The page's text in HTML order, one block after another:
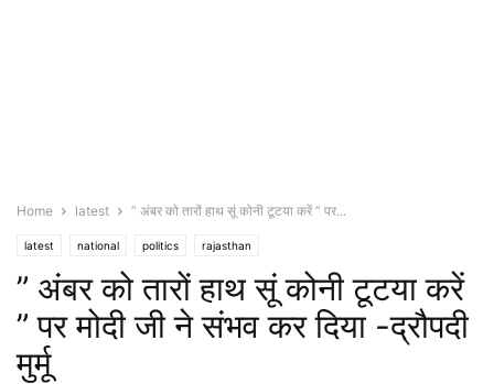
Home latest ” अंबर को तारों हाथ सूं कोनी टूटया करें ” पर...
latest national politics rajasthan
” अंबर को तारों हाथ सूं कोनी टूटया करें
” पर मोदी जी ने संभव कर दिया -द्रौपदी
मुर्मू